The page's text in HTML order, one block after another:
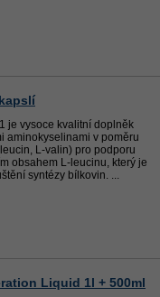
je vysoce kvalitní doplněk
aminokyselinami v poměru
L-valin) pro podporu
obsahem L-leucinu, který je
syntézy bílkovin. ...
Liquid 1l + 500ml